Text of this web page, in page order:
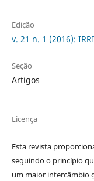
Edição
v. 21 n. 1 (2016):
Seção
Artigos
Licença
Esta revista
seguindo o princípio
um maior intercâmbio